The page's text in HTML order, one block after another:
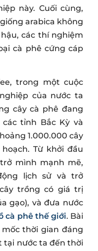
này. Cuối cùng,
arabica không
các thí nghiệm
cà phê cứng cáp
trong một cuộc
của nước ta
cây cà phê đang
tỉnh Bắc Kỳ và
1.000.000 cây
Từ khởi đầu
mình mạnh mẽ,
lịch sử và trở
trồng có giá trị
gạo), và đưa nước
cà phê thế giới. Bài
thời gian đáng
tại nước ta đến thời